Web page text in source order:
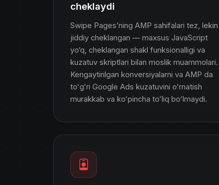
cheklaydi
Swipe Pages’ning AMP sahifalari tez, lekin
jiddiy cheklangan — maxsus JavaScript
yo‘q, cheklangan shakl funksionalligi va
kuzatuv skriptlari bilan moslik muammolari.
Kengaytirilgan konversiyalarni va AMP da
toʻgʻri Google Ads kuzatuvini oʻrnatish
murakkab va koʻpincha toʻliq boʻlmaydi.